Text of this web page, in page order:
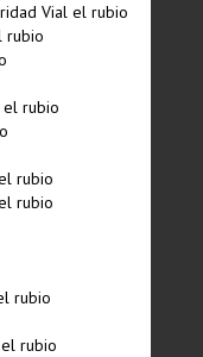
Vial el rubio
rubio
el rubio
rubio
rubio
rubio
rubio